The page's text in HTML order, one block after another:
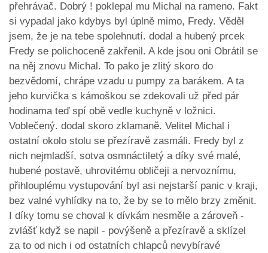
přehrávač. Dobrý ! poklepal mu Michal na rameno. Fakt
si vypadal jako kdybys byl úplně mimo, Fredy. Věděl
jsem, že je na tebe spolehnutí. dodal a hubený prcek
Fredy se polichoceně zakřenil. A kde jsou oni Obrátil se
na něj znovu Michal. To pako je zlitý skoro do
bezvědomí, chrápe vzadu u pumpy za barákem. A ta
jeho kurvička s kámoškou se zdekovali už před pár
hodinama teď spí obě vedle kuchyně v ložnici.
Voblečený. dodal skoro zklamaně. Velitel Michal i
ostatní okolo stolu se přezíravě zasmáli. Fredy byl z
nich nejmladší, sotva osmnáctiletý a díky své malé,
hubené postavě, uhrovitému obličeji a nervoznímu,
přihlouplému vystupování byl asi nejstarší panic v kraji,
bez valné vyhlídky na to, že by se to mělo brzy změnit.
I díky tomu se choval k dívkám nesměle a zároveň -
zvlášť když se napil - povýšeně a přezíravě a sklízel
za to od nich i od ostatních chlapců nevybíravé